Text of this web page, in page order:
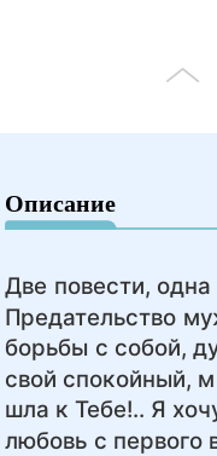
Описание
Две повести,
Предательство
борьбы с собой,
свой спокойный,
шла к Тебе!.. Я
любовь с первого